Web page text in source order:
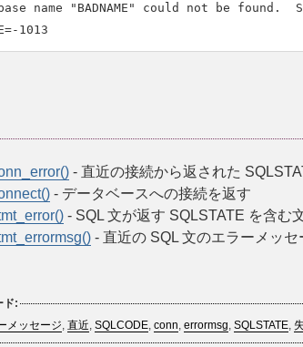
name "BADNAME" could not be found.
- 直近の接続から返された
- データベースへの接続を返す
- SQL 文が返す SQLSTATE を含む
- 直近の SQL 文のエラーメッ
ド:
メッセージ, 直近, SQLCODE, conn, errormsg, SQLSTATE,